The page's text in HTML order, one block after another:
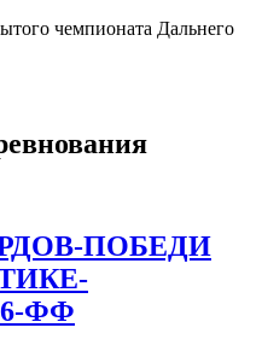
чемпионата Дальнего
ПОБЕДИ
ФФ